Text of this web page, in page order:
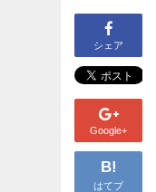
シェア
Google+
B!
はてブ